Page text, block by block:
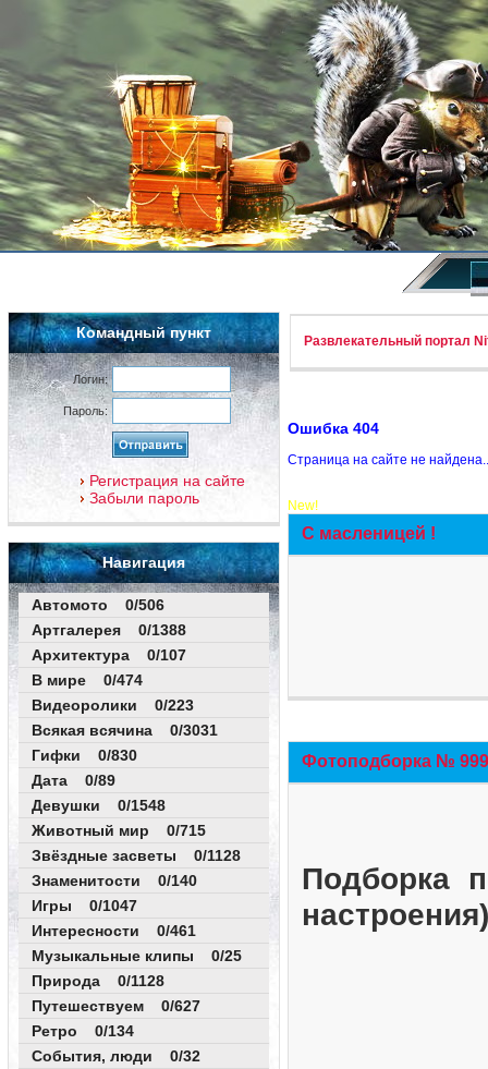
Командный пункт
Логин:
Пароль:
Регистрация на сайте
Забыли пароль
Навигация
Автомото 0/506
Артгалерея 0/1388
Архитектура 0/107
В мире 0/474
Видеоролики 0/223
Всякая всячина 0/3031
Гифки 0/830
Дата 0/89
Девушки 0/1548
Животный мир 0/715
Звёздные засветы 0/1128
Знаменитости 0/140
Игры 0/1047
Интересности 0/461
Музыкальные клипы 0/25
Природа 0/1128
Путешествуем 0/627
Ретро 0/134
События, люди 0/32
Развлекательный портал
Ошибка 404
Страница на сайте не
New!
С масленицей !
Фотоподборка №
Подборка